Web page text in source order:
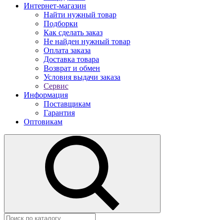
Интернет-магазин
Найти нужный товар
Подборки
Как сделать заказ
Не найден нужный товар
Оплата заказа
Доставка товара
Возврат и обмен
Условия выдачи заказа
Сервис
Информация
Поставщикам
Гарантия
Оптовикам